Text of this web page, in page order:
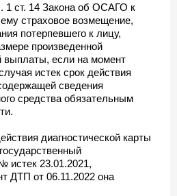
1 ст. 14 Закона об ОСАГО к
страховое возмещение,
потерпевшего к лицу,
произведенной
выплаты, если на момент
истек срок действия
сведения
средства обязательным
диагностической карты
истек 23.01.2021,
ДТП от 06.11.2022 она